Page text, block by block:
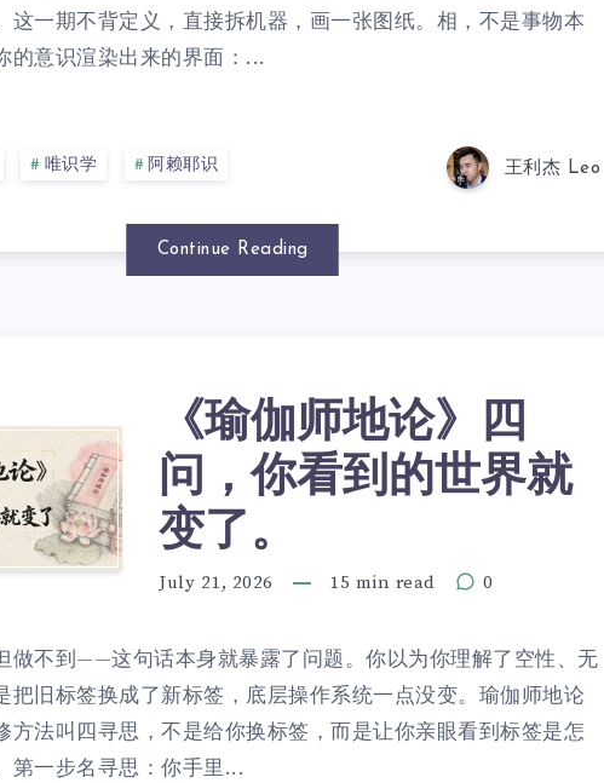
这一期不背定义，直接拆机器，画一张图纸。相，不是事物本
的意识渲染出来的界面：...
唯识学 阿赖耶识 王利杰 Leo
Continue Reading
《瑜伽师地论》四
问，你看到的世界就
变了。
July 21, 2026 15 min read 0
做不到——这句话本身就暴露了问题。你以为你理解了空性、无
把旧标签换成了新标签，底层操作系统一点没变。瑜伽师地论
方法叫四寻思，不是给你换标签，而是让你亲眼看到标签是怎
第一步名寻思：你手里...